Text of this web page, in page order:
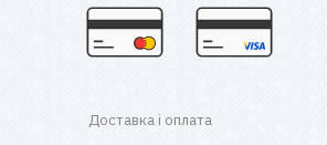
Доставка і оплата